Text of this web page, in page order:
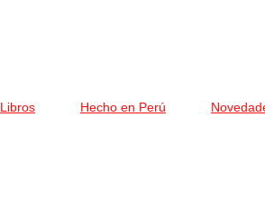
Libros Hecho en Perú